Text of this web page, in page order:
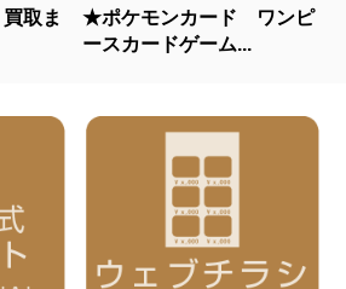
取ま
★ポケモンカード ワンピ
ースカードゲーム...